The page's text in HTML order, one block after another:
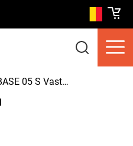
BASE 05 S Vaste tv-beugel